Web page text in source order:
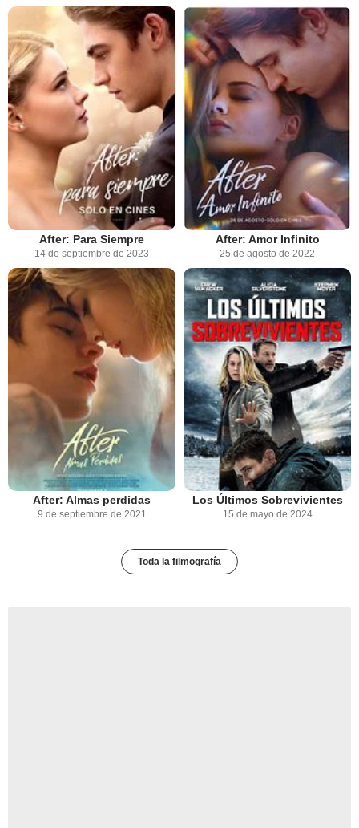
After: Para Siempre
14 de septiembre de 2023
After: Amor Infinito
25 de agosto de 2022
After: Almas perdidas
9 de septiembre de 2021
Los Últimos Sobrevivientes
15 de mayo de 2024
Toda la filmografía